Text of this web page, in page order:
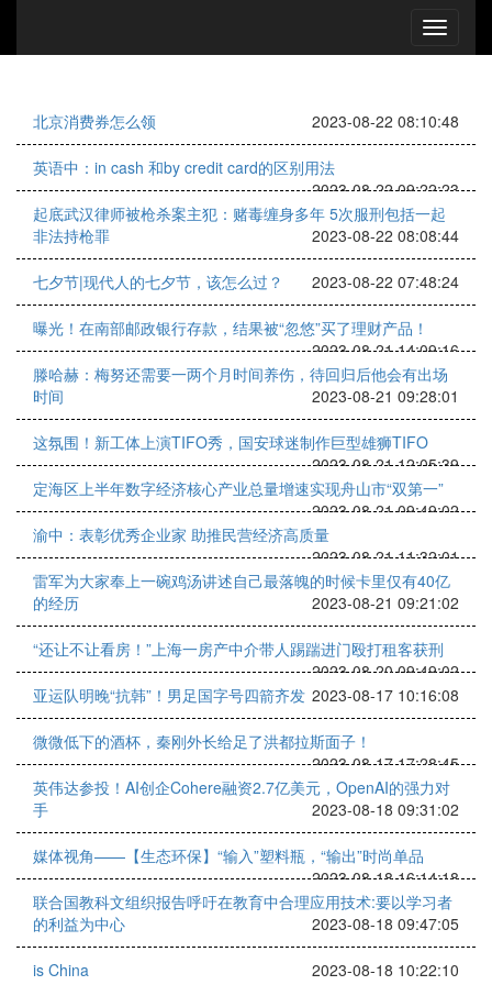
北京消费券怎么领 2023-08-22 08:10:48
英语中：in cash 和by credit card的区别用法
2023-08-22 09:22:23
起底武汉律师被枪杀案主犯：赌毒缠身多年 5次服刑包括一起
非法持枪罪
2023-08-22 08:08:44
七夕节|现代人的七夕节，该怎么过？ 2023-08-22 07:48:24
曝光！在南部邮政银行存款，结果被“忽悠”买了理财产品！
2023-08-21 14:09:16
滕哈赫：梅努还需要一两个月时间养伤，待回归后他会有出场
时间
2023-08-21 09:28:01
这氛围！新工体上演TIFO秀，国安球迷制作巨型雄狮TIFO
2023-08-21 12:05:39
定海区上半年数字经济核心产业总量增速实现舟山市“双第一”
2023-08-21 09:49:02
渝中：表彰优秀企业家 助推民营经济高质量
2023-08-21 11:32:01
雷军为大家奉上一碗鸡汤讲述自己最落魄的时候卡里仅有40亿
的经历
2023-08-21 09:21:02
“还让不让看房！”上海一房产中介带人踢踹进门殴打租客获刑
2023-08-20 09:49:02
亚运队明晚“抗韩”！男足国字号四箭齐发 2023-08-17 10:16:08
微微低下的酒杯，秦刚外长给足了洪都拉斯面子！
2023-08-17 17:28:45
英伟达参投！AI创企Cohere融资2.7亿美元，OpenAI的强力对
手
2023-08-18 09:31:02
媒体视角——【生态环保】“输入”塑料瓶，“输出”时尚单品
2023-08-18 16:14:18
联合国教科文组织报告呼吁在教育中合理应用技术:要以学习者
的利益为中心
2023-08-18 09:47:05
is China 2023-08-18 10:22:10